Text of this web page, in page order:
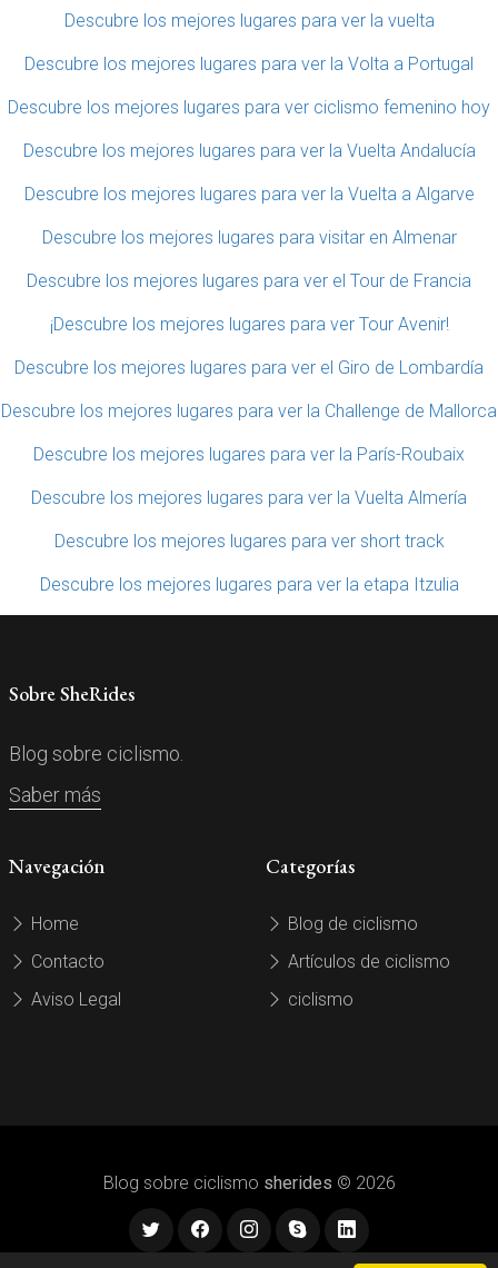
Descubre los mejores lugares para ver la vuelta
Descubre los mejores lugares para ver la Volta a Portugal
Descubre los mejores lugares para ver ciclismo femenino hoy
Descubre los mejores lugares para ver la Vuelta Andalucía
Descubre los mejores lugares para ver la Vuelta a Algarve
Descubre los mejores lugares para visitar en Almenar
Descubre los mejores lugares para ver el Tour de Francia
¡Descubre los mejores lugares para ver Tour Avenir!
Descubre los mejores lugares para ver el Giro de Lombardía
Descubre los mejores lugares para ver la Challenge de Mallorca
Descubre los mejores lugares para ver la París-Roubaix
Descubre los mejores lugares para ver la Vuelta Almería
Descubre los mejores lugares para ver short track
Descubre los mejores lugares para ver la etapa Itzulia
Sobre SheRides
Blog sobre ciclismo.
Saber más
Navegación
Home
Contacto
Aviso Legal
Categorías
Blog de ciclismo
Artículos de ciclismo
ciclismo
Blog sobre ciclismo sherides © 2026